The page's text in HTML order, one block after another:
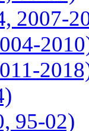
2007-
95-02)